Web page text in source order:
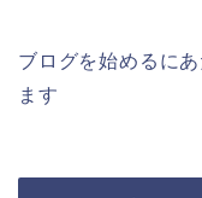
ブログを始めるに
ます